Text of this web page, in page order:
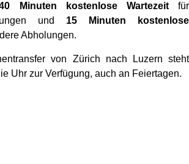
Minuten kostenlose Wartezeitfür
und 15 Minuten kostenlose
Abholungen.
von Zürich nach Luzern steht
Uhr zur Verfügung, auch an Feiertagen.